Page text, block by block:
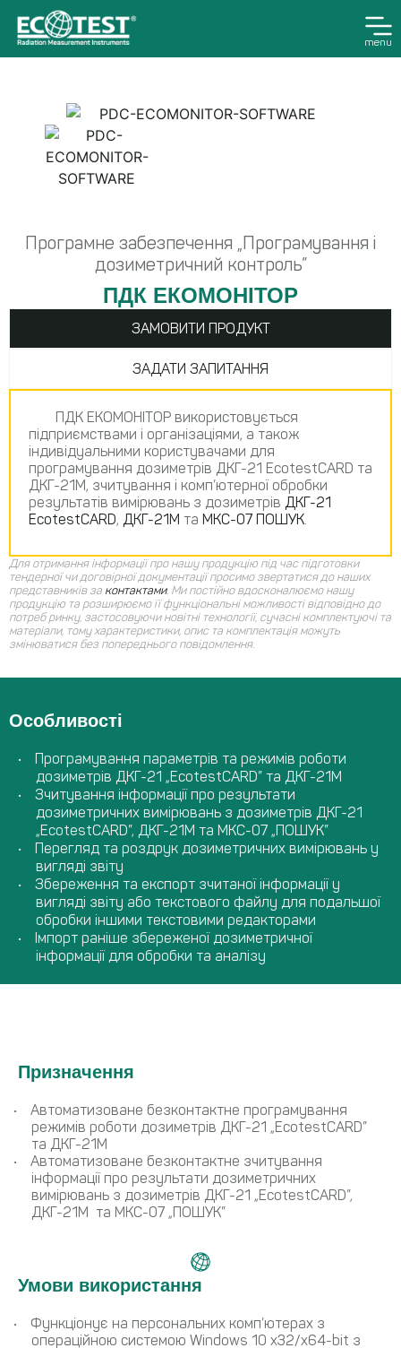
menu
Програмне забезпечення „Програмування і
дозиметричний контроль”
ПДК ЕКОМОНІТОР
ЗАМОВИТИ ПРОДУКТ
ЗАДАТИ ЗАПИТАННЯ
ПДК ЕКОМОНІТОР використовується
підприємствами і організаціями, а також
індивідуальними користувачами для
програмування дозиметрів ДКГ-21 EcotestCARD та
ДКГ-21М, зчитування і комп’ютерної обробки
результатів вимірювань з дозиметрів ДКГ-21
EcotestCARD, ДКГ-21М та МКС-07 ПОШУК.
Для отримання інформації про нашу продукцію під час підготовки
тендерної чи договірної документації просимо звертатися до наших
представників за контактами. Ми постійно вдосконалюємо нашу
продукцію та розширюємо її функціональні можливості відповідно до
потреб ринку, застосовуючи новітні технології, сучасні комплектуючі та
матеріали, тому характеристики, опис та комплектація можуть
змінюватися без попереднього повідомлення.
Особливості
Програмування параметрів та режимів роботи
дозиметрів ДКГ-21 „EcotestCARD” та ДКГ-21М
Зчитування інформації про результати
дозиметричних вимірювань з дозиметрів ДКГ-21
„EcotestCARD”, ДКГ-21М та МКС-07 „ПОШУК”
Перегляд та роздрук дозиметричних вимірювань у
вигляді звіту
Збереження та експорт зчитаної інформації у
вигляді звіту або текстового файлу для подальшої
обробки іншими текстовими редакторами
Імпорт раніше збереженої дозиметричної
інформації для обробки та аналізу
Призначення
Автоматизоване безконтактне програмування
режимів роботи дозиметрів ДКГ-21 „EcotestCARD”
та ДКГ-21М
Автоматизоване безконтактне зчитування
інформації про результати дозиметричних
вимірювань з дозиметрів ДКГ-21 „EcotestCARD”,
ДКГ-21М та МКС-07 „ПОШУК”
Умови використання
Функціонує на персональних комп’ютерах з
операційною системою Windows 10 x32/x64-bit з